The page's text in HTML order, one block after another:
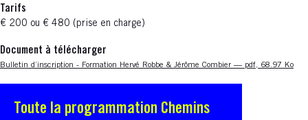
Tarifs
€ 200 ou € 480 (prise en charge)
Document à télécharger
Nouvelle fenêtre
Bulletin d’inscription - Formation Hervé Robbe & Jérôme Combier — pdf, 68.97 Ko
Toute la programmation Chemins
S'ouvre dans une nouvelle fenêtre